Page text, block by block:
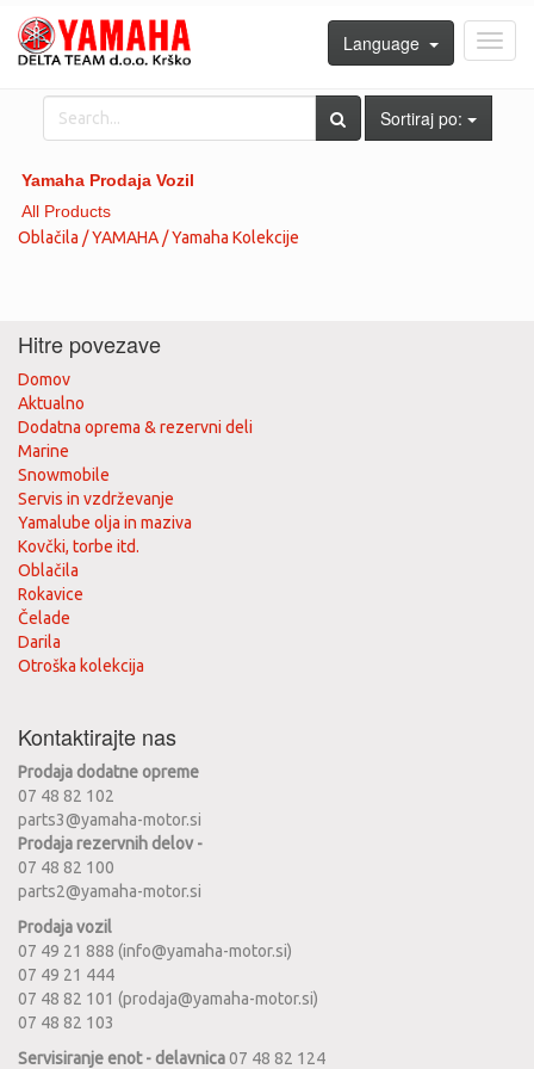
Language
Sortiraj po:
Yamaha Prodaja Vozil
All Products
Oblačila / YAMAHA / Yamaha Kolekcije
Hitre povezave
Domov
Aktualno
Dodatna oprema & rezervni deli
Marine
Snowmobile
Servis in vzdrževanje
Yamalube olja in maziva
Kovčki, torbe itd.
Oblačila
Rokavice
Čelade
Darila
Otroška kolekcija
Kontaktirajte nas
Prodaja dodatne opreme
07 48 82 102
parts3@yamaha-motor.si
Prodaja rezervnih delov -
07 48 82 100
parts2@yamaha-motor.si
Prodaja vozil
07 49 21 888 (info@yamaha-motor.si)
07 49 21 444
07 48 82 101 (prodaja@yamaha-motor.si)
07 48 82 103
Servisiranje enot - delavnica07 48 82 124